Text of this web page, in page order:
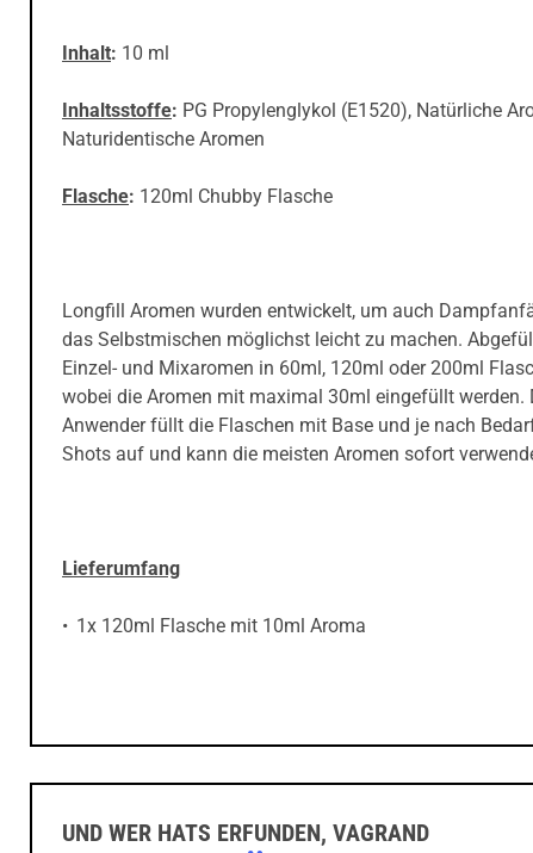
Inhalt: 10 ml
Inhaltsstoffe: PG Propylenglykol (E1520), Natürliche
Naturidentische Aromen
Flasche: 120ml Chubby Flasche
Longfill Aromen wurden entwickelt, um auch
das Selbstmischen möglichst leicht zu machen.
Einzel- und Mixaromen in 60ml, 120ml oder 200ml
wobei die Aromen mit maximal 30ml eingefüllt werden.
Anwender füllt die Flaschen mit Base und je nach
Shots auf und kann die meisten Aromen sofort
Lieferumfang
1x 120ml Flasche mit 10ml Aroma
UND WER HATS ERFUNDEN, VAGRAND